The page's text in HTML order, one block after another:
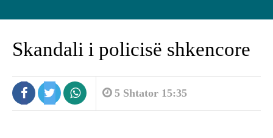
Skandali i policisë shkencore
5 Shtator 15:35